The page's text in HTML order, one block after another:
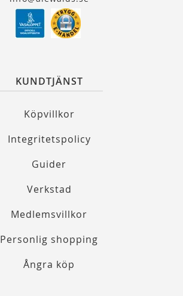
KUNDTJÄNST
Köpvillkor
Integritetspolicy
Guider
Verkstad
Medlemsvillkor
Personlig shopping
Ångra köp